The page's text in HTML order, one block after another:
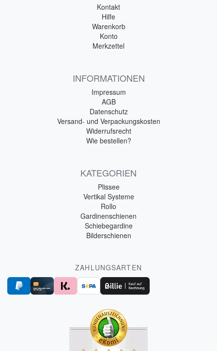
Kontakt
Hilfe
Warenkorb
Konto
Merkzettel
INFORMATIONEN
Impressum
AGB
Datenschutz
Versand- und Verpackungskosten
Widerrufsrecht
Wie bestellen?
KATEGORIEN
Plissee
Vertikal Systeme
Rollo
Gardinenschienen
Schiebegardine
Bilderschienen
ZAHLUNGSARTEN